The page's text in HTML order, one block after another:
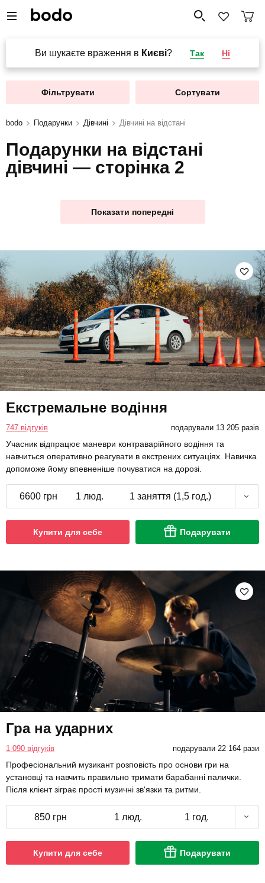
Ви шукаєте враження в Києві? Так Ні
Фільтрувати Сортувати
bodo Подарунки Дівчині Дівчині на відстані
Подарунки на відстані
дівчині — сторінка 2
Показати попередні
Екстремальне водіння
747 відгуків подарували 13 205 разів
Учасник відпрацює маневри контраварійного водіння та
навчиться оперативно реагувати в екстрених ситуаціях. Навичка
допоможе йому впевненіше почуватися на дорозі.
6600 грн 1 люд. 1 заняття (1,5 год.)
Купити для себе Подарувати
Гра на ударних
1 090 відгуків подарували 22 164 рази
Професіональний музикант розповість про основи гри на
установці та навчить правильно тримати барабанні палички.
Після клієнт зіграє прості музичні зв'язки та ритми.
850 грн 1 люд. 1 год.
Купити для себе Подарувати